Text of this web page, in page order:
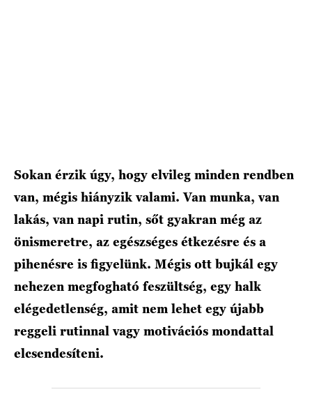
Sokan érzik úgy, hogy elvileg minden rendben
van, mégis hiányzik valami. Van munka, van
lakás, van napi rutin, sőt gyakran még az
önismeretre, az egészséges étkezésre és a
pihenésre is figyelünk. Mégis ott bujkál egy
nehezen megfogható feszültség, egy halk
elégedetlenség, amit nem lehet egy újabb
reggeli rutinnal vagy motivációs mondattal
elcsendesíteni.